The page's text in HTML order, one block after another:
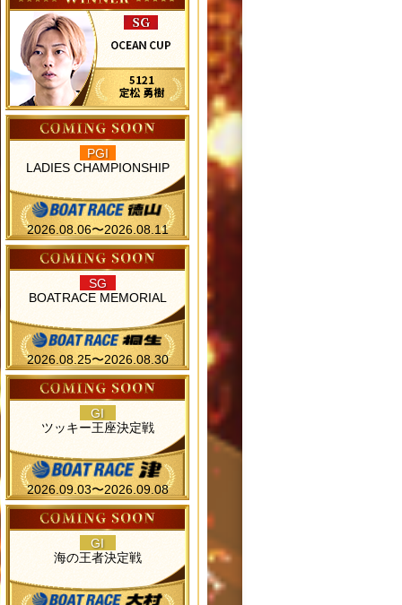
PGI
LADIES CHAMPIONSHIP
2026.08.06〜2026.08.11
SG
BOATRACE MEMORIAL
2026.08.25〜2026.08.30
GI
ツッキー王座決定戦
2026.09.03〜2026.09.08
GI
海の王者決定戦